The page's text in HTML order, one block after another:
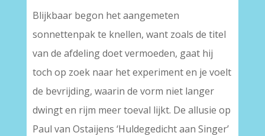
Blijkbaar begon het aangemeten
sonnettenpak te knellen, want zoals de titel
van de afdeling doet vermoeden, gaat hij
toch op zoek naar het experiment en je voelt
de bevrijding, waarin de vorm niet langer
dwingt en rijm meer toeval lijkt. De allusie op
Paul van Ostaijens ‘Huldegedicht aan Singer’